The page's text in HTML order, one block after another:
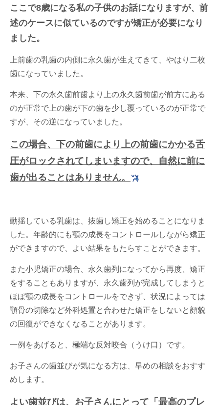
ここで8歳になる私の子供のお話になりますが、前
述のケースに似ているのですが矯正が必要になり
ました。
上前歯の乳歯の内側に永久歯が生えてきて、やはり二枚
歯になっていました。
本来、下の永久歯前歯より上の永久歯前歯が前方にある
のが正常で上の歯が下の歯を少し覆っているのが正常で
すが、その逆になっていました。
この場合、下の前歯により上の前歯にかかる舌
圧がロックされてしまいますので、自然に前に
歯が出ることはありません。
動揺している乳歯は、抜歯し矯正を始めることになりま
した。年齢的にも顎の成長をコントロールしながら矯正
ができますので、よい結果をもたらすことができます。
また小児矯正の場合、永久歯列になってから再度、矯正
をすることもありますが、永久歯列が完成してしまうと
ほぼ顎の成長をコントロールをできず、状況によっては
顎骨の切除など外科処置と合わせた矯正をしないと顔貌
の回復ができなくなることがあります。
一例をあげると、極端な反対咬合（うけ口）です。
お子さんの歯並びが気になる方は、早めの相談をおすす
めします。
よい歯並びは、お子さんにとって「最高のプレ